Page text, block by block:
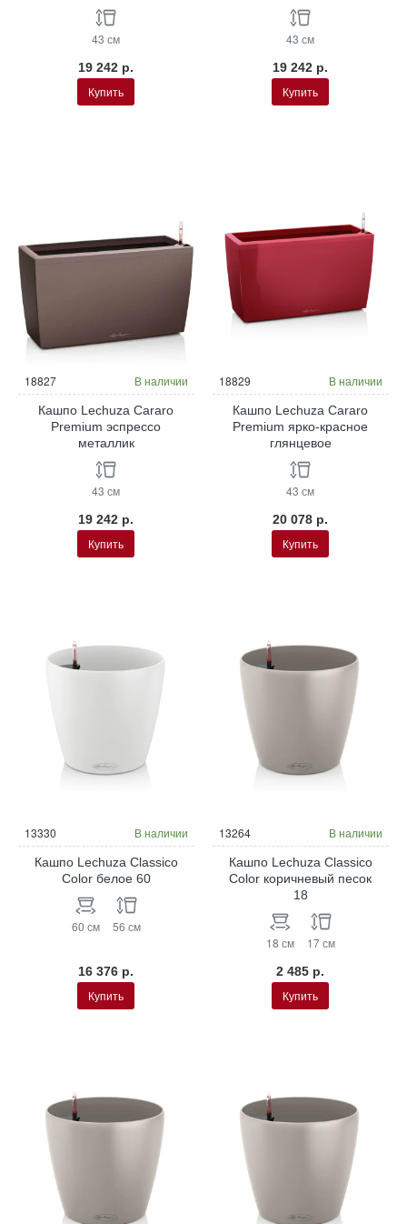
43 см
19 242 р.
Купить
43 см
19 242 р.
Купить
18827 В наличии
Кашпо Lechuza Cararo
Premium эспрессо
металлик
43 см
19 242 р.
Купить
18829 В наличии
Кашпо Lechuza Cararo
Premium ярко-красное
глянцевое
43 см
20 078 р.
Купить
13330 В наличии
Кашпо Lechuza Classico
Color белое 60
60 см 56 см
16 376 р.
Купить
13264 В наличии
Кашпо Lechuza Classico
Color коричневый песок
18
18 см 17 см
2 485 р.
Купить